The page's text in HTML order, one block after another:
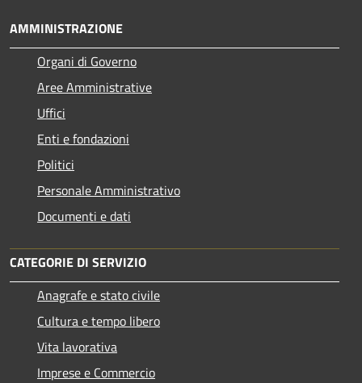
AMMINISTRAZIONE
Organi di Governo
Aree Amministrative
Uffici
Enti e fondazioni
Politici
Personale Amministrativo
Documenti e dati
CATEGORIE DI SERVIZIO
Anagrafe e stato civile
Cultura e tempo libero
Vita lavorativa
Imprese e Commercio